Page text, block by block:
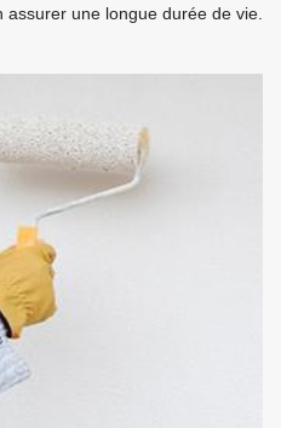
une longue durée de vie.